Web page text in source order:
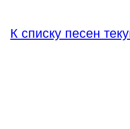
К списку песен